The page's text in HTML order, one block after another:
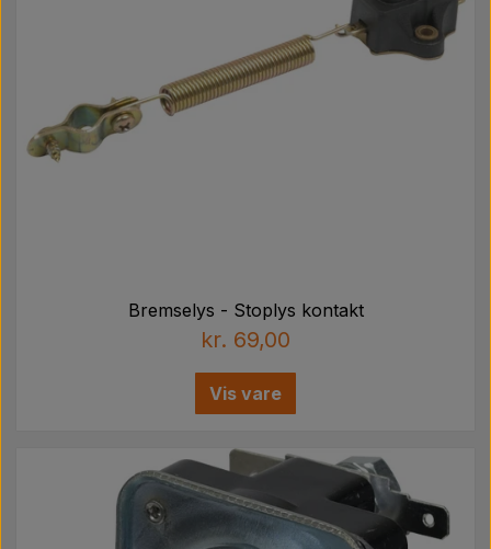
Bremselys - Stoplys kontakt
kr. 69,00
Vis vare